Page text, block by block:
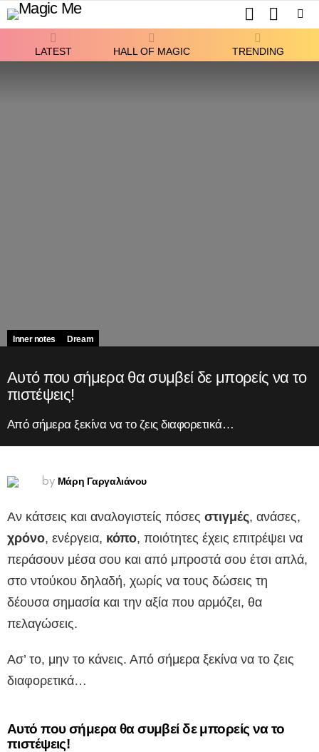
SWITCH
SKIN
LATEST HALL OF MAGIC TRENDING
Inner notes Dream
Αυτό που σήμερα θα συμβεί δε μπορείς να το
πιστέψεις!
Από σήμερα ξεκίνα να το ζεις διαφορετικά…
by Μάρη Γαργαλιάνου
Αν κάτσεις και αναλογιστείς πόσες στιγμές, ανάσες,
χρόνο, ενέργεια, κόπο, ποιότητες έχεις επιτρέψει να
περάσουν μέσα σου και από μπροστά σου έτσι απλά,
στο ντούκου δηλαδή, χωρίς να τους δώσεις τη
δέουσα σημασία και την αξία που αρμόζει, θα
πελαγώσεις.
Ασ’ το, μην το κάνεις. Από σήμερα ξεκίνα να το ζεις
διαφορετικά…
Αυτό που σήμερα θα συμβεί δε μπορείς να το
πιστέψεις!